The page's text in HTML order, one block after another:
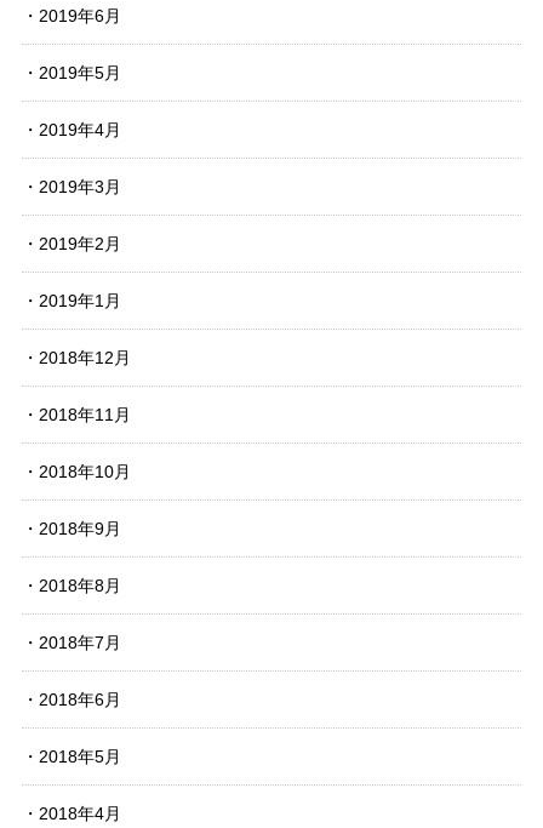
2019年6月
2019年5月
2019年4月
2019年3月
2019年2月
2019年1月
2018年12月
2018年11月
2018年10月
2018年9月
2018年8月
2018年7月
2018年6月
2018年5月
2018年4月